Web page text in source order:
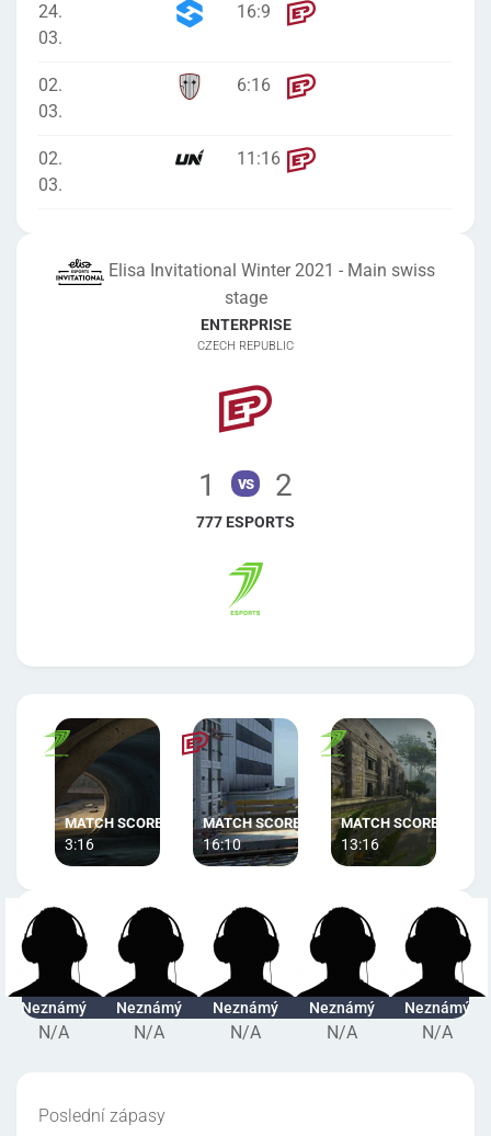
24.
03.
16:9
02.
03.
6:16
02.
03.
11 :16
Elisa Invitational Winter 2021 - Main swiss
stage
ENTERPRISE
CZECH REPUBLIC
1 vs 2
777 ESPORTS
3:16 16:10 13:16
Neznámý
N/A
Neznámý
N/A
Neznámý
N/A
Neznámý
N/A
Neznámý
N/A
Poslední zápasy